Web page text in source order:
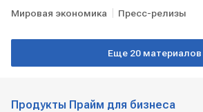
Мировая экономика Пресс-релизы
Еще 20 материалов
Продукты Прайм для бизнеса